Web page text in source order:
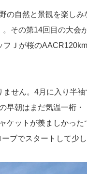
の自然と景観を楽し
その第14回目の大会
Ｊが桜の
せん。4月に入り半
早朝はまだ気温一桁
ケットが羨ましかっ
ブでスタートして少